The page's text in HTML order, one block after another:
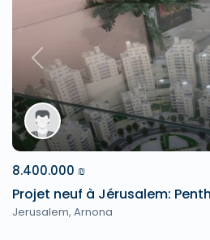
Previous
8.400.000 ₪
Projet neuf à Jérusalem:
Jerusalem, Arnona